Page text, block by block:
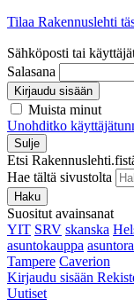
Tilaa Rakennuslehti
Sähköposti tai
Salasana
Kirjaudu sisään
Muista minut
Unohditko
Sulje
Etsi
Hae tältä sivustolta
Haku
Suositut avainsanat
YIT SRV skanska
asuntokauppa
Tampere Caverion
Kirjaudu sisään
Uutiset